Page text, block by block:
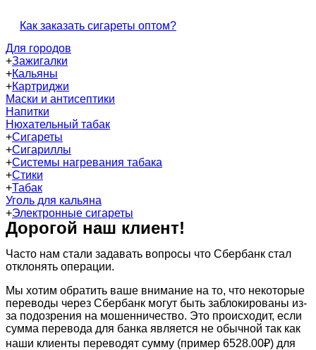
Как заказать сигареты оптом?
Для городов
+Зажигалки
+Кальяны
+Картриджи
Маски и антисептики
Напитки
Нюхательный табак
+Сигареты
+Сигариллы
+Системы нагревания табака
+Стики
+Табак
Уголь для кальяна
+Электронные сигареты
Дорогой наш клиент!
Часто нам стали задавать вопросы что Сбербанк стал
отклонять операции.
Мы хотим обратить ваше внимание на то, что некоторые
переводы через Сбербанк могут быть заблокированы из-
за подозрения на мошенничество. Это происходит, если
сумма перевода для банка является не обычной так как
наши клиенты переводят сумму (пример 6528.00₽) для